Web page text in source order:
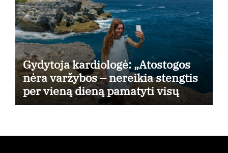
Gydytoja kardiologė: „Atostogos
nėra varžybos – nereikia stengtis
per vieną dieną pamatyti visų
lankytinų vietų“